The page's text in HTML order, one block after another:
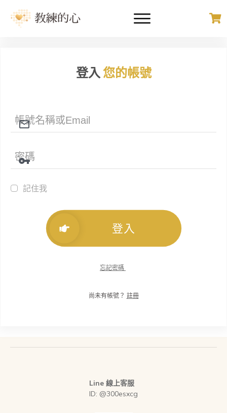
登入您的帳號
記住我
登入
忘記密碼
尚未有帳號？ 註冊
Line 線上客服
ID: @300esxcg